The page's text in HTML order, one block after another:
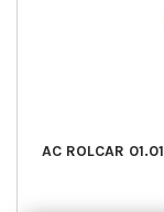
AC ROLCAR